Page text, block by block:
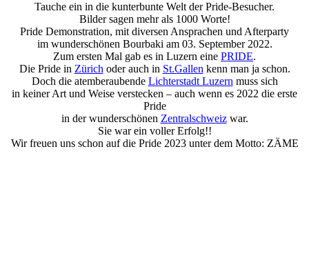
Tauche ein in die kunterbunte Welt der Pride-Besucher.
Bilder sagen mehr als 1000 Worte!
Pride Demonstration, mit diversen Ansprachen und Afterparty
im wunderschönen Bourbaki am 03. September 2022.
Zum ersten Mal gab es in Luzern eine PRIDE.
Die Pride in Zürichoder auch in St.Gallenkenn man ja schon.
Doch die atemberaubende Lichterstadt Luzernmuss sich
in keiner Art und Weise verstecken – auch wenn es 2022 die erste
Pride
in der wunderschönen Zentralschweizwar.
Sie war ein voller Erfolg!!
Wir freuen uns schon auf die Pride 2023 unter dem Motto: ZÄME